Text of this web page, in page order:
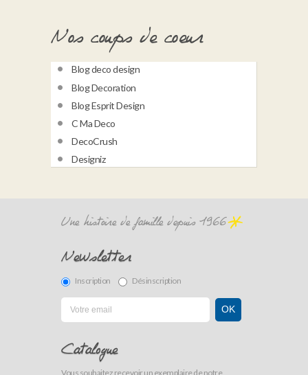
Nos coups de coeur
Blog deco design
Blog Decoration
Blog Esprit Design
C Ma Deco
DecoCrush
Designiz
Une histoire de famille depuis 1966
Newsletter
Inscription Désinscription
Catalogue
Vous souhaitez recevoir un exemplaire de notre